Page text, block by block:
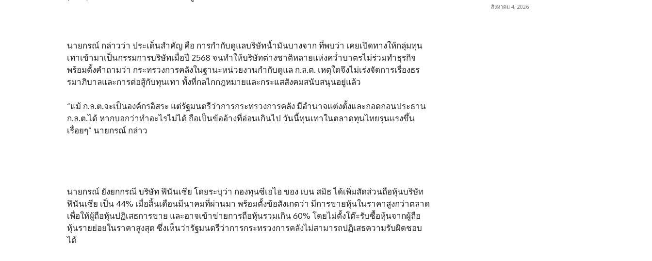
นายกรณ์ กล่าวว่า ประเด็นสำคัญ คือ การกำกับดูแลบริษัทน้ำมันบางจาก ที่พบว่า เคยเปิดทางให้กลุ่มทุน
เทาเข้ามาเป็นกรรมการบริษัทเมื่อปี 2568 จนทำให้บริษัทต่างชาติหลายแห่งคว่ำบาตรไม่ร่วมทำธุรกิจ
พร้อมตั้งคำถามว่า กระทรวงการคลังในฐานะหน่วยงานกำกับดูแล ก.ล.ต. เหตุใดจึงไม่เร่งจัดการเรื่องธร
รมาภิบาลและการต่อสู้กับทุนเทา ทั้งที่กลไกกฎหมายและกระแสสังคมสนับสนุนอยู่แล้ว
“แม้ ก.ล.ต.จะเป็นองค์กรอิสระ แต่รัฐมนตรีว่าการกระทรวงการคลัง มีอำนาจแต่งตั้งและถอดถอนประธาน
ก.ล.ต.ได้ หากบอกว่าทำอะไรไม่ได้ ถือเป็นข้ออ้างที่อ่อนเกินไป วันนี้ทุนเทาในตลาดทุนไทยรุนแรงขึ้น
เรื่อยๆ” นายกรณ์ กล่าว
นายกรณ์ ยังยกกรณี บริษัท ฟินันเซีย โดยระบุว่า กองทุนซีเอไอ ของ เบน สมิธ ได้เพิ่มสัดส่วนถือหุ้นบริษัท
ฟินันเซีย เป็น 44% เมื่อสิ้นเดือนมีนาคมที่ผ่านมา พร้อมตั้งข้อสังเกตว่า มีการขายหุ้นในราคาสูงกว่าตลาด
เพื่อให้ผู้ถือหุ้นปฏิเสธการขาย และอาจเข้าข่ายการถือหุ้นรวมเกิน 60% โดยไม่ตั้งโต๊ะรับซื้อหุ้นจากผู้ถือ
หุ้นรายย่อยในราคาสูงสุด ซึ่งเห็นว่ารัฐมนตรีว่าการกระทรวงการคลังไม่สามารถปฏิเสธความรับผิดชอบ
ได้
สิงหาคม 4, 2026